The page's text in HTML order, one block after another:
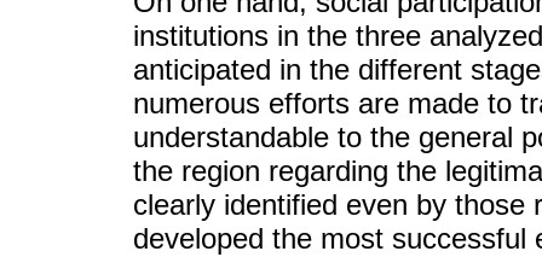
institutions in the three
anticipated in the different
numerous efforts are made to
understandable to the general
the region regarding the
clearly identified even by those
developed the most successful